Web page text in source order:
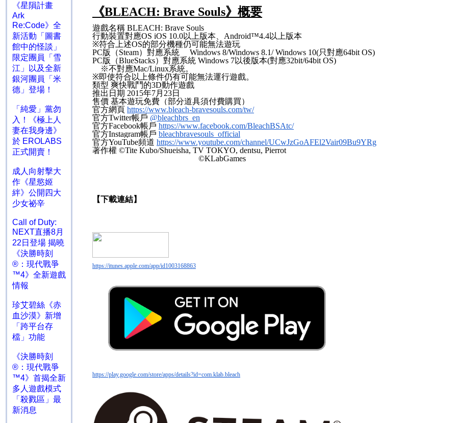
《星隕計畫
Ark
Re:Code》全
新活動「圖書
館中的怪談」
限定團員「雪
江」以及全新
銀河團員「米
德」登場！
「純愛」黨勿
入！《極上人
妻在我身邊》
於 EROLABS
正式開賣！
成人向射擊大
作《星慾姬
絆》公開四大
少女祕辛
Call of Duty:
NEXT直播8月
22日登場 揭曉
《決勝時刻
®：現代戰爭
™4》全新遊戲
情報
珍艾碧絲《赤
血沙漠》新增
「跨平台存
檔」功能
《決勝時刻
®：現代戰爭
™4》首揭全新
多人遊戲模式
「殺戮區」最
新消息
《BLEACH: Brave Souls》概要
遊戲名稱 BLEACH: Brave Souls
行動裝置對應OS iOS 10.0以上版本、 Android™4.4以上版本
※符合上述OS的部分機種仍可能無法遊玩
PC版（Steam）對應系統 Windows 8/Windows 8.1/ Windows 10(只對應64bit OS)
PC版（BlueStacks）對應系統 Windows 7以後版本(對應32bit/64bit OS)
※不對應Mac/Linux系統。
※即使符合以上條件仍有可能無法運行遊戲。
類型 爽快戰鬥的3D動作遊戲
推出日期 2015年7月 23日
售價 基本遊玩免費（部分道具須付費購買）
官方網頁 https://www.bleach-bravesouls.com/tw/
官方Twitter帳戶 @bleachbrs_en
官方Facebook帳戶 https://www.facebook.com/BleachBSAtc/
官方Instagram帳戶 bleachbravesouls_official
官方YouTube頻道 https://www.youtube.com/channel/UCwJzGoAFEl2Vair09Bu9YRg
著作權 ©Tite Kubo/Shueisha, TV TOKYO, dentsu, Pierrot
©KLabGames
【下載連結】
https://itunes.apple.com/app/id1003168863
https://play.google.com/store/apps/details?id=com.klab.bleach